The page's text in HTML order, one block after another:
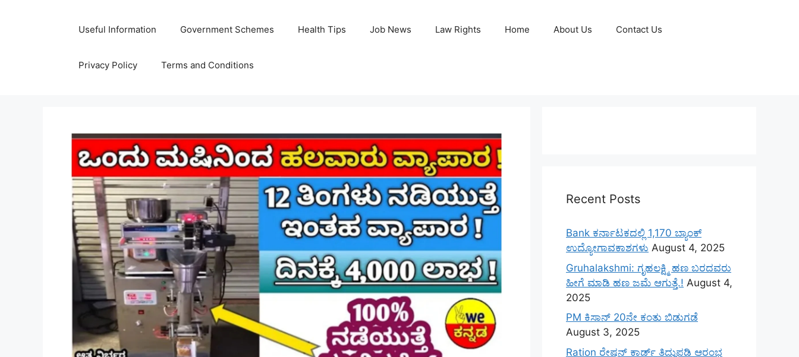
Useful Information Government Schemes Health Tips Job News Law Rights Home About Us Contact Us
Privacy Policy Terms and Conditions
Recent Posts
Bank ಕರ್ನಾಟಕದಲ್ಲಿ 1,170 ಬ್ಯಾಂಕ್
ಉದ್ಯೋಗಾವಕಾಶಗಳು August 4, 2025
Gruhalakshmi: ಗೃಹಲಕ್ಷ್ಮಿ ಹಣ ಬರದವರು
ಹೀಗೆ ಮಾಡಿ ಹಣ ಜಮೆ‌ ಆಗುತ್ತೆ.! August 4,
2025
PM ಕಿಸಾನ್ 20ನೇ ಕಂತು ಬಿಡುಗಡೆ
August 3, 2025
Ration ರೇಷನ್ ಕಾರ್ಡ್ ತಿದ್ದುಪಡಿ ಆರಂಭ